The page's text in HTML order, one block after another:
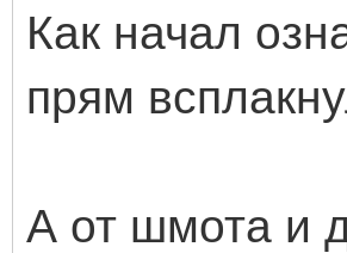
Как начал
прям
А от шмота и